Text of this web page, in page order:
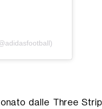
dalle Three